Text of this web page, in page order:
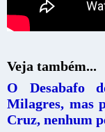
Veja também...
O Desabafo
Milagres, mas
Cruz, nenhum